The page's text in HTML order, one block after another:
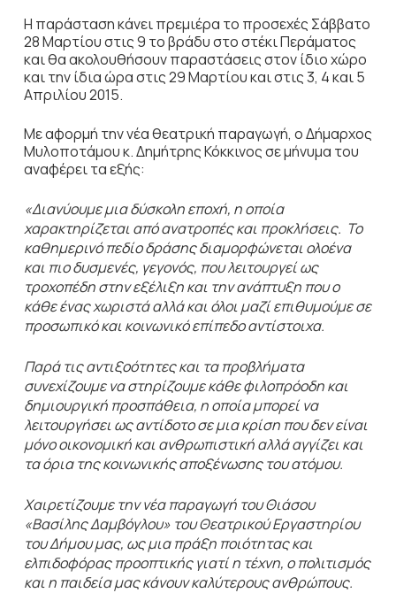
Η παράσταση κάνει πρεμιέρα το προσεχές Σάββατο
28 Μαρτίου στις 9 το βράδυ στο στέκι Περάματος
και θα ακολουθήσουν παραστάσεις στον ίδιο χώρο
και την ίδια ώρα στις 29 Μαρτίου και στις 3, 4 και 5
Απριλίου 2015.
Με αφορμή την νέα θεατρική παραγωγή, ο Δήμαρχος
Μυλοποτάμου κ. Δημήτρης Κόκκινος σε μήνυμα του
αναφέρει τα εξής:
«Διανύουμε μια δύσκολη εποχή, η οποία
χαρακτηρίζεται από ανατροπές και προκλήσεις. Το
καθημερινό πεδίο δράσης διαμορφώνεται ολοένα
και πιο δυσμενές, γεγονός, που λειτουργεί ως
τροχοπέδη στην εξέλιξη και την ανάπτυξη που ο
κάθε ένας χωριστά αλλά και όλοι μαζί επιθυμούμε σε
προσωπικό και κοινωνικό επίπεδο αντίστοιχα.
Παρά τις αντιξοότητες και τα προβλήματα
συνεχίζουμε να στηρίζουμε κάθε φιλοπρόοδη και
δημιουργική προσπάθεια, η οποία μπορεί να
λειτουργήσει ως αντίδοτο σε μια κρίση που δεν είναι
μόνο οικονομική και ανθρωπιστική αλλά αγγίζει και
τα όρια της κοινωνικής αποξένωσης του ατόμου.
Χαιρετίζουμε την νέα παραγωγή του Θιάσου
«Βασίλης Δαμβόγλου» του Θεατρικού Εργαστηρίου
του Δήμου μας, ως μια πράξη ποιότητας και
ελπιδοφόρας προοπτικής γιατί η τέχνη, ο πολιτισμός
και η παιδεία μας κάνουν καλύτερους ανθρώπους.